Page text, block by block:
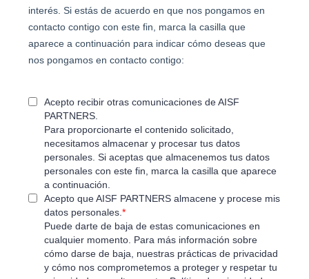
interés. Si estás de acuerdo en que nos pongamos en
contacto contigo con este fin, marca la casilla que
aparece a continuación para indicar cómo deseas que
nos pongamos en contacto contigo:
Acepto recibir otras comunicaciones de AISF
PARTNERS.
Para proporcionarte el contenido solicitado,
necesitamos almacenar y procesar tus datos
personales. Si aceptas que almacenemos tus datos
personales con este fin, marca la casilla que aparece
a continuación.
Acepto que AISF PARTNERS almacene y procese mis
datos personales. *
Puede darte de baja de estas comunicaciones en
cualquier momento. Para más información sobre
cómo darse de baja, nuestras prácticas de privacidad
y cómo nos comprometemos a proteger y respetar tu